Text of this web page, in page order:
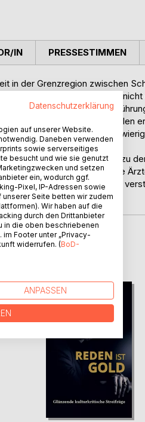
in der Grenzregion zwischen
gemacht, dass Menschen
nachzugehen. Seine
deutlich, an welchen Stellen
Schließlich benennt er
sind.
als Brückenschlag zu
richtet es sich an angehende
Bedenken eines Patienten
IN PRESSESTIMMEN
BEIBoD
Datenschutzerklärung
auf unserer Website.
Daneben verwenden
sowie serverseitiges
besucht und wie sie genutzt
und setzen
ein, wodurch ggf.
Pixel, IP-Adressen sowie
Seite betten wir zudem
Wir haben auf die
durch den Drittanbieter
in die oben beschriebenen
im Footer unter „Privacy-
widerrufen. (BoD-
ANPASSEN